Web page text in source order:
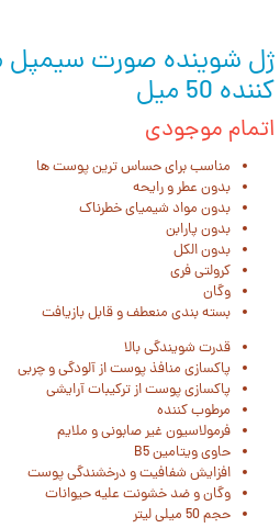
ژل شوینده صورت
کننده 50 میل
اتمام موجودی
مناسب برای حساس ترین پوست ها
بدون عطر و رایحه
بدون مواد شیمیای خطرناک
بدون پارابن
بدون الکل
کرولتی فری
وگان
بسته بندی منعطف و قابل بازیافت
قدرت شویندگی بالا
پاکسازی منافذ پوست از آلودگی و چربی
پاکسازی پوست از ترکیبات آرایشی
مرطوب کننده
فرمولاسیون غیر صابونی و ملایم
حاوی ویتامین B5
افزایش شفافیت و درخشندگی پوست
وگان و ضد خشونت علیه حیوانات
حجم 50 میلی لیتر